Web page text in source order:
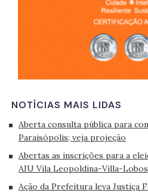
NOTÍCIAS MAIS LIDAS
Aberta consulta pública para
Paraisópolis; veja projeção
Abertas as inscrições para a
AIU Vila Leopoldina-Villa-Lobos
Ação da Prefeitura leva Justiça